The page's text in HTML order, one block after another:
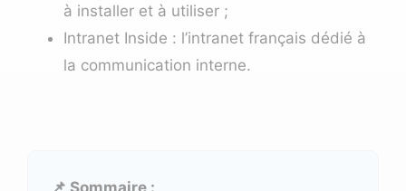
à installer et à utiliser ;
Intranet Inside : l’intranet français dédié à
la communication interne.
📌 Sommaire :